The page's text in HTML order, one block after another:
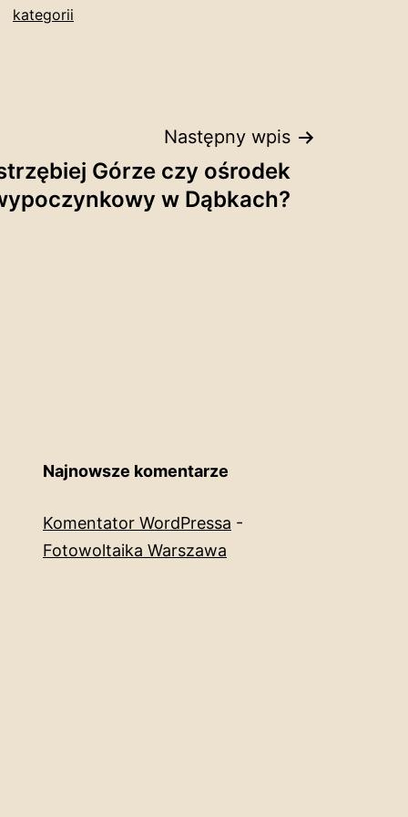
kategorii
Następny wpis
Górze czy ośrodek
w Dąbkach?
Najnowsze komentarze
Komentator WordPressa -
Fotowoltaika Warszawa